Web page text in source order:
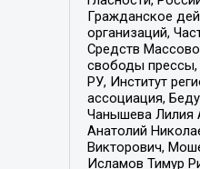
Гражданское
организаций,
Средств
свободы прессы,
РУ, Институт
ассоциация,
Чанышева Лилия
Анатолий
Викторович,
Исламов Тимур